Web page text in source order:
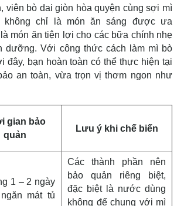
viên bò dai giòn hòa quyện cùng sợi mì
không chỉ là món ăn sáng được ưa
món ăn tiện lợi cho các bữa chính nhẹ
dưỡng. Với công thức cách làm mì bò
đây, bạn hoàn toàn có thể thực hiện tại
an toàn, vừa trọn vị thơm ngon như
gian bảo
quản
Lưu ý khi chế biến
1 – 2 ngày
mát tủ
Các thành phần nên
bảo quản riêng biệt,
đặc biệt là nước dùng
không để chung với mì